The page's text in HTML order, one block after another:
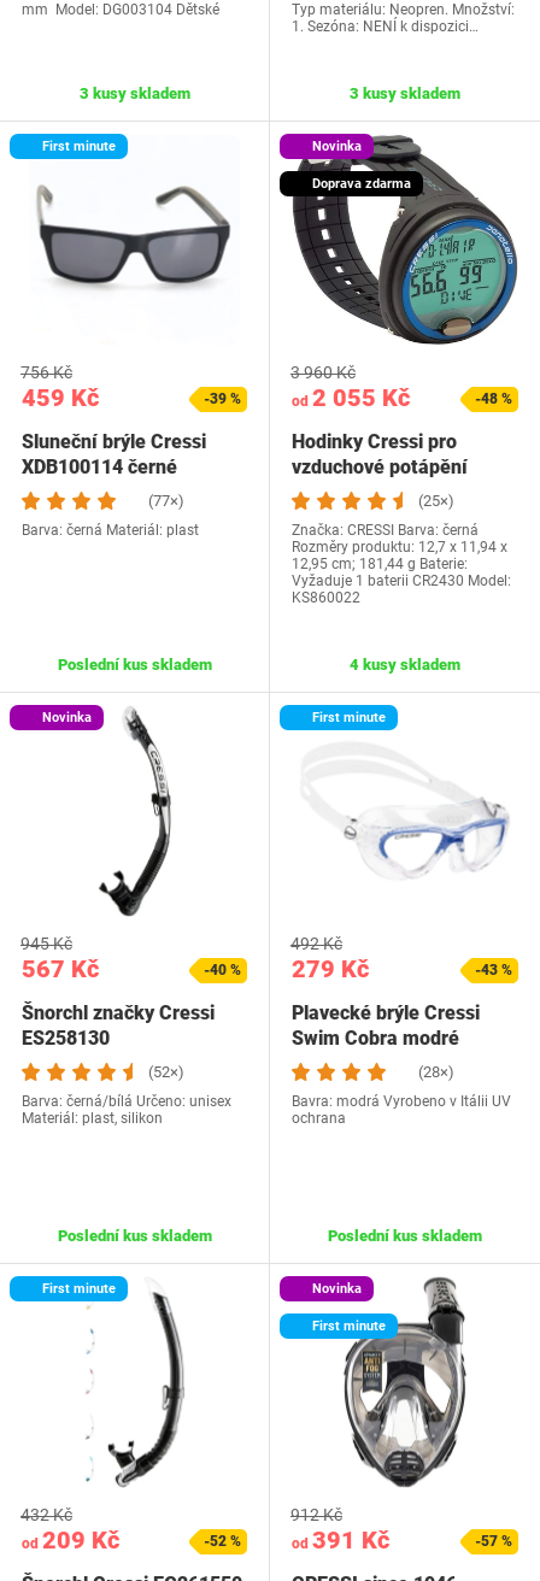
mm Model: DG003104 Dětské
3 kusy skladem
Typ materiálu: Neopren. Množství:
1. Sezóna: ‎NENÍ k dispozici…
3 kusy skladem
First minute
459 Kč
756 Kč
-39 %
Sluneční brýle Cressi
XDB100114 černé
(77×)
Barva: černá Materiál: plast
Poslední kus skladem
Novinka
Doprava zdarma
od 2 055 Kč
3 960 Kč
-48 %
Hodinky Cressi pro
vzduchové potápění
(25×)
Značka: CRESSI Barva: černá
Rozměry produktu: 12,7 x 11,94 x
12,95 cm; 181,44 g Baterie:
Vyžaduje 1 baterii CR2430 Model:
KS860022
4 kusy skladem
Novinka
567 Kč
945 Kč
-40 %
Šnorchl značky Cressi
ES258130
(52×)
Barva: černá/bílá Určeno: unisex
Materiál: plast, silikon
Poslední kus skladem
First minute
279 Kč
492 Kč
-43 %
Plavecké brýle Cressi
Swim Cobra modré
(28×)
Bavra: modrá Vyrobeno v Itálii UV
ochrana
Poslední kus skladem
First minute
od 209 Kč
432 Kč
-52 %
Novinka
First minute
od 391 Kč
912 Kč
-57 %